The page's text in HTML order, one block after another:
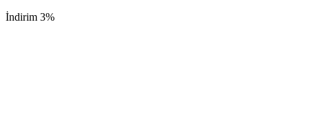
İndirim 3%